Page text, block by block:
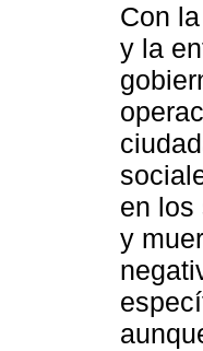
Con
y la
en los
y